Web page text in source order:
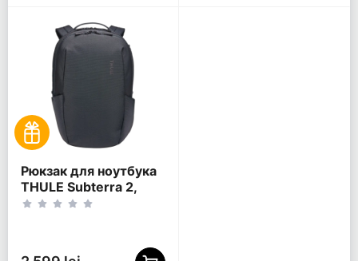
Рюкзак для ноутбука
THULE Subterra 2,
15.6", Dark Slate